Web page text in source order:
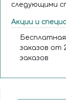
следующими
Акции и
заказов от
заказов